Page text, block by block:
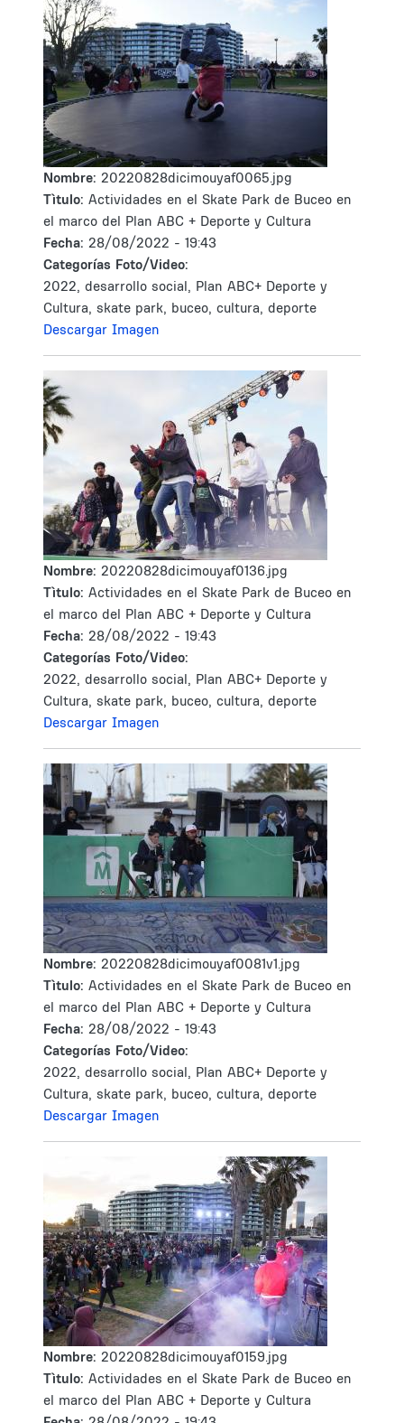
Nombre: 20220828dicimouyaf0065.jpg
Tìtulo: Actividades en el Skate Park de Buceo en
el marco del Plan ABC + Deporte y Cultura
Fecha: 28/08/2022 - 19:43
Categorías Foto/Video:
2022, desarrollo social, Plan ABC+ Deporte y
Cultura, skate park, buceo, cultura, deporte
Descargar Imagen
Nombre: 20220828dicimouyaf0136.jpg
Tìtulo: Actividades en el Skate Park de Buceo en
el marco del Plan ABC + Deporte y Cultura
Fecha: 28/08/2022 - 19:43
Categorías Foto/Video:
2022, desarrollo social, Plan ABC+ Deporte y
Cultura, skate park, buceo, cultura, deporte
Descargar Imagen
Nombre: 20220828dicimouyaf0081v1.jpg
Tìtulo: Actividades en el Skate Park de Buceo en
el marco del Plan ABC + Deporte y Cultura
Fecha: 28/08/2022 - 19:43
Categorías Foto/Video:
2022, desarrollo social, Plan ABC+ Deporte y
Cultura, skate park, buceo, cultura, deporte
Descargar Imagen
Nombre: 20220828dicimouyaf0159.jpg
Tìtulo: Actividades en el Skate Park de Buceo en
el marco del Plan ABC + Deporte y Cultura